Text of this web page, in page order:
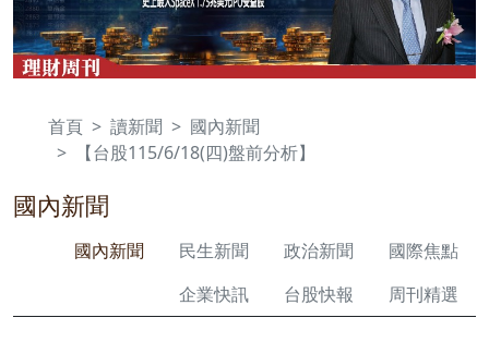
首頁 讀新聞
國內新聞
【台股115/6/18(四)盤前分析】
國內新聞
國內新聞 民生新聞 政治新聞
國際焦點
企業快訊
台股快報 周刊精選